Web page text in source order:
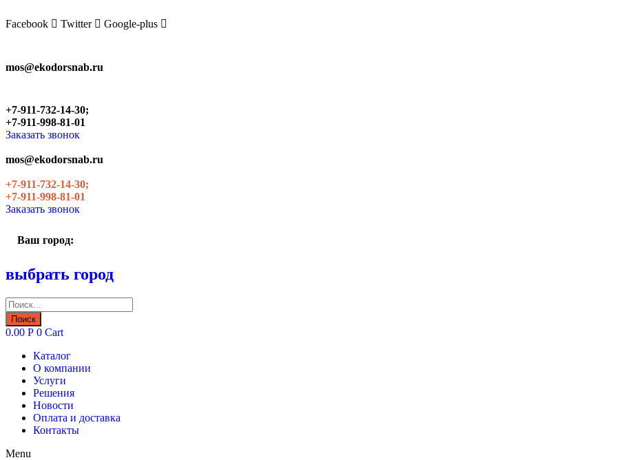
to
Facebook Twitter Google-plus
mos@ekodorsnab.ru
+7-911-732-14-30;
+7-911-998-81-01
Заказать звонок
mos@ekodorsnab.ru
+7-911-732-14-30;
+7-911-998-81-01
Заказать звонок
Ваш город:
выбрать город
Поиск
товаров
Поиск
0.00 Р 0 Cart
Каталог
О компании
Услуги
Решения
Новости
Оплата и доставка
Контакты
Menu